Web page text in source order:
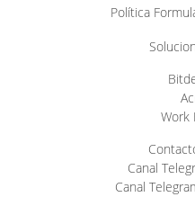
Política
Work
Canal
Canal